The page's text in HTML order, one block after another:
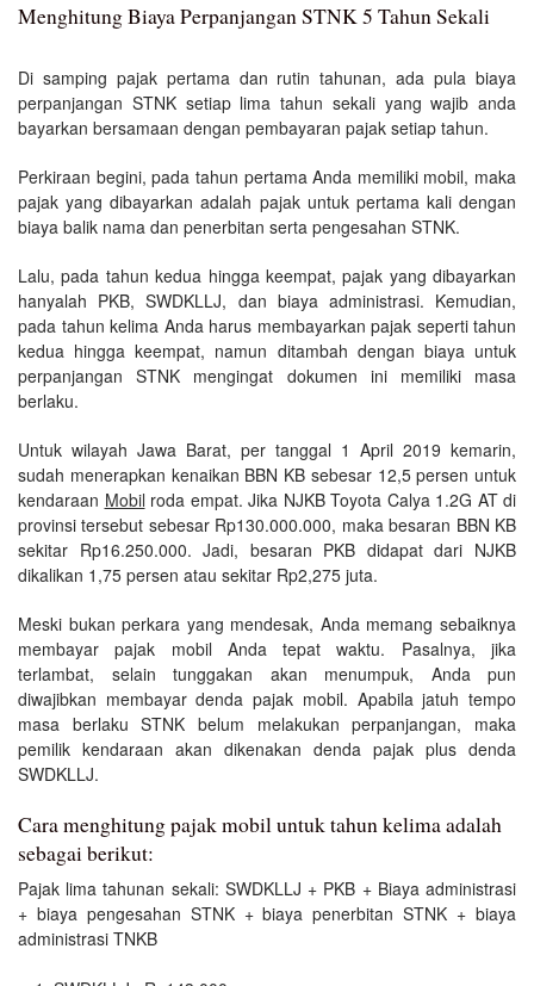
Menghitung Biaya Perpanjangan STNK 5 Tahun Sekali
Di samping pajak pertama dan rutin tahunan, ada pula biaya
perpanjangan STNK setiap lima tahun sekali yang wajib anda
bayarkan bersamaan dengan pembayaran pajak setiap tahun.
Perkiraan begini, pada tahun pertama Anda memiliki mobil, maka
pajak yang dibayarkan adalah pajak untuk pertama kali dengan
biaya balik nama dan penerbitan serta pengesahan STNK.
Lalu, pada tahun kedua hingga keempat, pajak yang dibayarkan
hanyalah PKB, SWDKLLJ, dan biaya administrasi. Kemudian,
pada tahun kelima Anda harus membayarkan pajak seperti tahun
kedua hingga keempat, namun ditambah dengan biaya untuk
perpanjangan STNK mengingat dokumen ini memiliki masa
berlaku.
Untuk wilayah Jawa Barat, per tanggal 1 April 2019 kemarin,
sudah menerapkan kenaikan BBN KB sebesar 12,5 persen untuk
kendaraan Mobil roda empat. Jika NJKB Toyota Calya 1.2G AT di
provinsi tersebut sebesar Rp130.000.000, maka besaran BBN KB
sekitar Rp16.250.000. Jadi, besaran PKB didapat dari NJKB
dikalikan 1,75 persen atau sekitar Rp2,275 juta.
Meski bukan perkara yang mendesak, Anda memang sebaiknya
membayar pajak mobil Anda tepat waktu. Pasalnya, jika
terlambat, selain tunggakan akan menumpuk, Anda pun
diwajibkan membayar denda pajak mobil. Apabila jatuh tempo
masa berlaku STNK belum melakukan perpanjangan, maka
pemilik kendaraan akan dikenakan denda pajak plus denda
SWDKLLJ.
Cara menghitung pajak mobil untuk tahun kelima adalah
sebagai berikut:
Pajak lima tahunan sekali: SWDKLLJ + PKB + Biaya administrasi
+ biaya pengesahan STNK + biaya penerbitan STNK + biaya
administrasi TNKB